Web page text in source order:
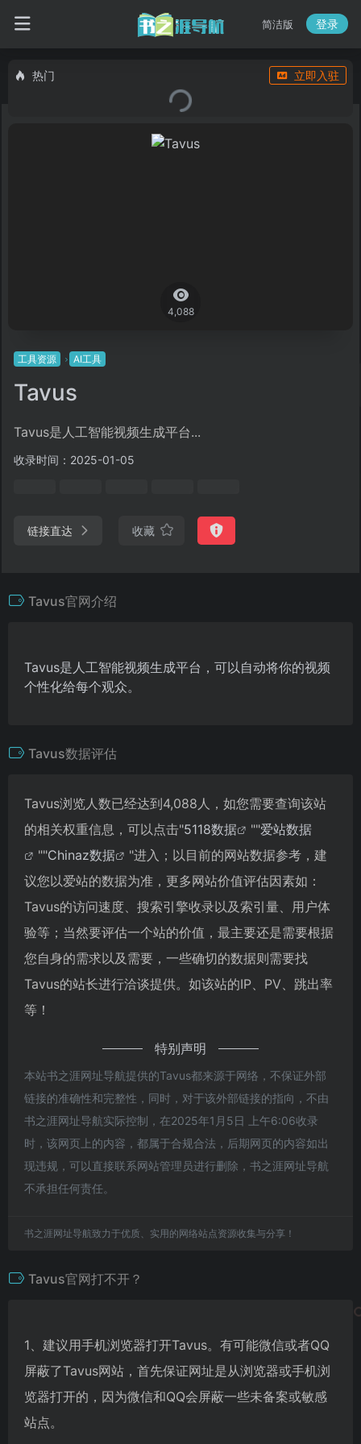
简洁版 登录
热门 立即入驻
4,088
工具资源 AI工具
Tavus
Tavus是人工智能视频生成平台...
收录时间：2025-01-05
链接直达 收藏
Tavus官网介绍
Tavus是人工智能视频生成平台，可以自动将你的视频
个性化给每个观众。
Tavus数据评估
Tavus浏览人数已经达到4,088人，如您需要查询该站
的相关权重信息，可以点击"5118数据 ""爱站数据
""Chinaz数据
"进入；以目前的网站数据参考，建
议您以爱站的数据为准，更多网站价值评估因素如：
Tavus的访问速度、搜索引擎收录以及索引量、用户体
验等；当然要评估一个站的价值，最主要还是需要根据
您自身的需求以及需要，一些确切的数据则需要找
Tavus的站长进行洽谈提供。如该站的IP、PV、跳出率
等！
特别声明
本站书之涯网址导航提供的Tavus都来源于网络，不保证外部
链接的准确性和完整性，同时，对于该外部链接的指向，不由
书之涯网址导航实际控制，在2025年1月5日 上午6:06收录
时，该网页上的内容，都属于合规合法，后期网页的内容如出
现违规，可以直接联系网站管理员进行删除，书之涯网址导航
不承担任何责任。
书之涯网址导航致力于优质、实用的网络站点资源收集与分享！
Tavus官网打不开？
1、建议用手机浏览器打开Tavus。有可能微信或者QQ
屏蔽了Tavus网站，首先保证网址是从浏览器或手机浏
览器打开的，因为微信和QQ会屏蔽一些未备案或敏感
站点。